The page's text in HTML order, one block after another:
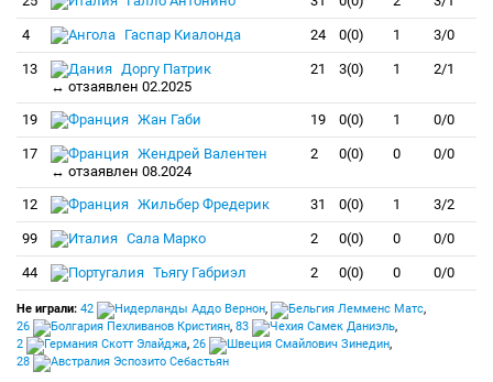
4 Гаспар Киалонда 24 0(0) 1 3/0
13
Доргу Патрик
↔ отзаявлен 02.2025
21 3(0) 1 2/1
19 Жан Габи 19 0(0) 1 0/0
17
Жендрей Валентен
↔ отзаявлен 08.2024
2 0(0) 0 0/0
12 Жильбер Фредерик 31 0(0) 1 3/2
99 Сала Марко 2 0(0) 0 0/0
44 Тьягу Габриэл 2 0(0) 0 0/0
Не играли: 42 Аддо Вернон, Лемменс Матс,
26
Пехливанов Кристиян, 83 Самек Даниэль,
2
Скотт Элайджа, 26 Смайлович Зинедин,
28
Эспозито Себастьян